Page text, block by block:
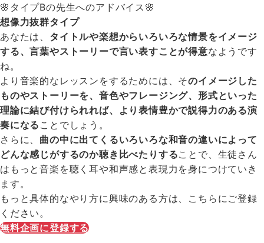
🌸タイプBの先生へのアドバイス🌸
想像力抜群タイプ
あなたは、 タイトルや楽想からいろいろな情景をイメージ
する、言葉やストーリーで言い表すことが得意なようです
ね。
より音楽的なレッスンをするためには、そのイメージした
ものやストーリーを、音色やフレージング、形式といった
理論に結び付けられれば、より表情豊かで説得力のある演
奏になる ことでしょう。
さらに、 曲の中に出てくるいろいろな和音の違いによって
どんな感じがするのか聴き比べたりすることで、生徒さん
はもっと音楽を聴く耳や和声感と表現力を身につけていき
ます。
もっと具体的なやり方に興味のある方は、こちらにご登録
ください。
無料企画に登録する